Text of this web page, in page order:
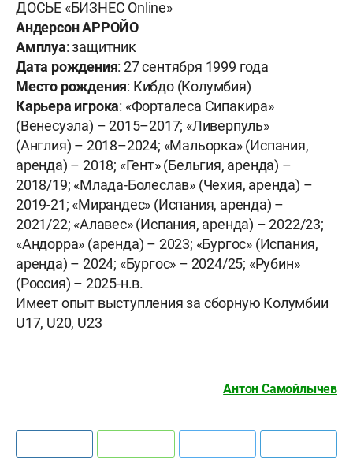
ДОСЬЕ «БИЗНЕС Online»
Андерсон АРРОЙО
Амплуа: защитник
Дата рождения: 27 сентября 1999 года
Место рождения: Кибдо (Колумбия)
Карьера игрока: «Форталеса Сипакира»
(Венесуэла) – 2015–2017; «Ливерпуль»
(Англия) – 2018–2024; «Мальорка» (Испания,
аренда) – 2018; «Гент» (Бельгия, аренда) –
2018/19; «Млада-Болеслав» (Чехия, аренда) –
2019-21; «Мирандес» (Испания, аренда) –
2021/22; «Алавес» (Испания, аренда) – 2022/23;
«Андорра» (аренда) – 2023; «Бургос» (Испания,
аренда) – 2024; «Бургос» – 2024/25; «Рубин»
(Россия) – 2025-н.в.
Имеет опыт выступления за сборную Колумбии
U17, U20, U23
Антон Самойлычев